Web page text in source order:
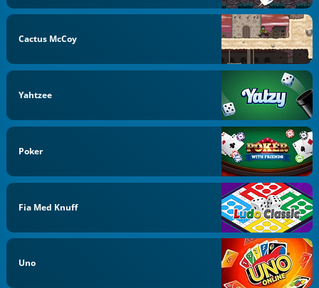
Cactus McCoy
Yahtzee
Poker
Fia Med Knuff
Uno